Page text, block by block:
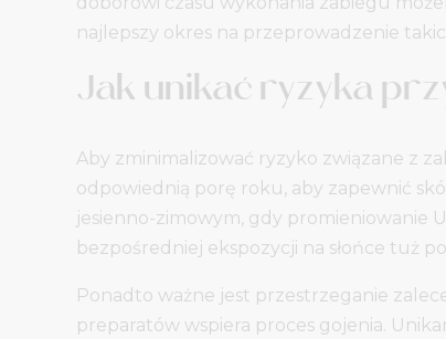
najlepszy okres na przeprowadzenie
Jak unikać ryzyka
Aby zminimalizować ryzyko związane z
odpowiednią porę roku, aby zapewnić
jesienno-zimowym, gdy promieniowanie
bezpośredniej ekspozycji na słońce tuż
Ponadto ważne jest przestrzeganie
preparatów wspiera proces gojenia.